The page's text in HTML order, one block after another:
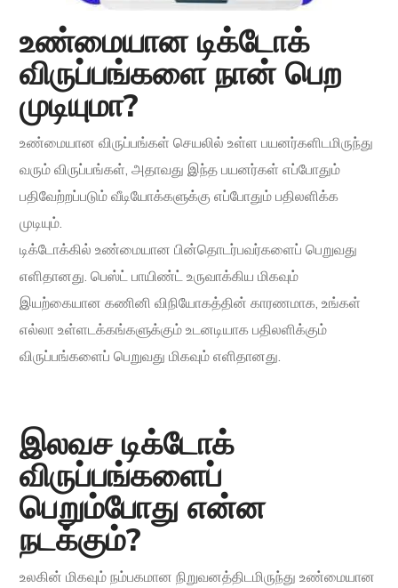
உண்மையான டிக்டோக்
விருப்பங்களை நான் பெற
முடியுமா?
உண்மையான விருப்பங்கள் செயலில் உள்ள பயனர்களிடமிருந்து
வரும் விருப்பங்கள், அதாவது இந்த பயனர்கள் எப்போதும்
பதிவேற்றப்படும் வீடியோக்களுக்கு எப்போதும் பதிலளிக்க
முடியும்.
டிக்டோக்கில் உண்மையான பின்தொடர்பவர்களைப் பெறுவது
எளிதானது. பெஸ்ட் பாயிண்ட் உருவாக்கிய மிகவும்
இயற்கையான கணினி விநியோகத்தின் காரணமாக, உங்கள்
எல்லா உள்ளடக்கங்களுக்கும் உடனடியாக பதிலளிக்கும்
விருப்பங்களைப் பெறுவது மிகவும் எளிதானது.
இலவச டிக்டோக்
விருப்பங்களைப்
பெறும்போது என்ன
நடக்கும்?
உலகின் மிகவும் நம்பகமான நிறுவனத்திடமிருந்து உண்மையான